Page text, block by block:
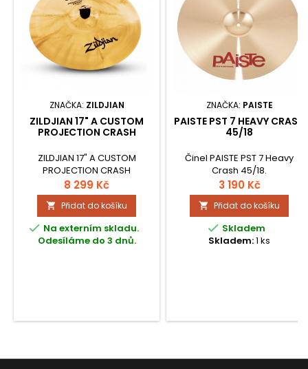
ZNAČKA: ZILDJIAN
ZILDJIAN 17" A CUSTOM
PROJECTION CRASH
ZILDJIAN 17" A CUSTOM
PROJECTION CRASH
Legendární činely z řady A
jsou známy svou verzatilitou,
od super tenký…
8 299 Kč
 Přidat do košíku
 Na externím skladu.
Odesíláme do 3 dnů.
ZNAČKA: PAISTE
PAISTE PST 7 HEAVY CRASH
45/18
Činel PAISTE PST 7 Heavy
Crash 45/18.
3 190 Kč
 Přidat do košíku
 Skladem
Skladem:1 ks